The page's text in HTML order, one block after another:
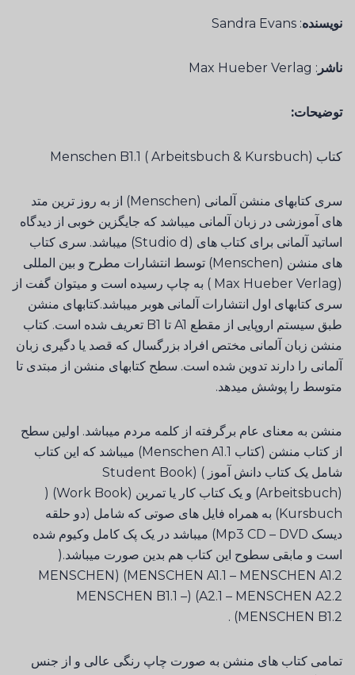
نویسنده: Sandra Evans
ناشر : Max Hueber Verlag
توضیحات:
كتاب Menschen B1.1 ( Arbeitsbuch & Kursbuch)
سری کتابهای منشن آلمانی (Menschen) از به روز ترین متد
های آموزشی در زبان آلمانی میباشد که جایگزین خوبی از دیدگاه
اساتید آلمانی برای کتاب های (Studio d) میباشد. سری کتاب
های منشن (Menschen) توسط انتشارات مطرح و بین المللی
(Max Hueber Verlag ) به چاپ رسیده است و میتوان گفت از
سری کتابهای اول انتشارات آلمانی هوبر میباشد.کتابهای منشن
طبق سیستم اروپایی از مقطع A1 تا B1 تعریف شده است. کتاب
منشن زبان آلمانی مختص افراد بزرگسال که قصد یا دگیری زبان
آلمانی را دارند تدوین شده است. سطح کتابهای منشن از مبتدی تا
متوسط را پوشش میدهد.
منشن به معنای عام برگرفته از کلمه مردم میباشد. اولین سطح
از کتاب منشن (کتاب Menschen A1.1) میباشد که این کتاب
شامل یک کتاب دانش آموز Student Book) (
Arbeitsbuch)) و یک کتاب کار یا تمرین (Work Book) (
Kursbuch) به همراه فایل های صوتی که شامل (دو حلقه
دیسک Mp3 CD – DVD) میباشد در یک پک کامل وکیوم شده
است و مابقی سطوح این کتاب هم بدین صورت میباشد.(
MENSCHEN A1.1 – MENSCHEN A1.2) (MENSCHEN
A2.1 – MENSCHEN A2.2) (MENSCHEN B1.1 –
MENSCHEN B1.2) .
تمامی کتاب های منشن به صورت چاپ رنگی عالی و از جنس